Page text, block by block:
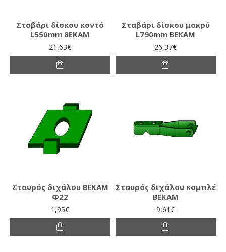
Σταβάρι δίσκου κοντό
L550mm ΒΕΚΑΜ
21,63€
Σταβάρι δίσκου μακρύ
L790mm ΒΕΚΑΜ
26,37€
Σταυρός διχάλου ΒΕΚΑΜ
Φ22
1,95€
Σταυρός διχάλου κομπλέ
ΒΕΚΑΜ
9,61€